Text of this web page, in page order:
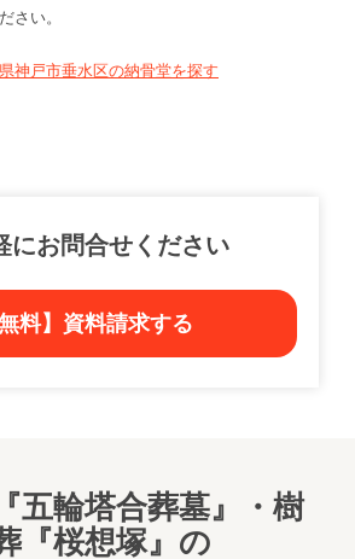
さい。
神戸市垂水区の納骨堂を探す
にお問合せください
無料】資料請求する
輪塔合葬墓』・樹
『桜想塚』の